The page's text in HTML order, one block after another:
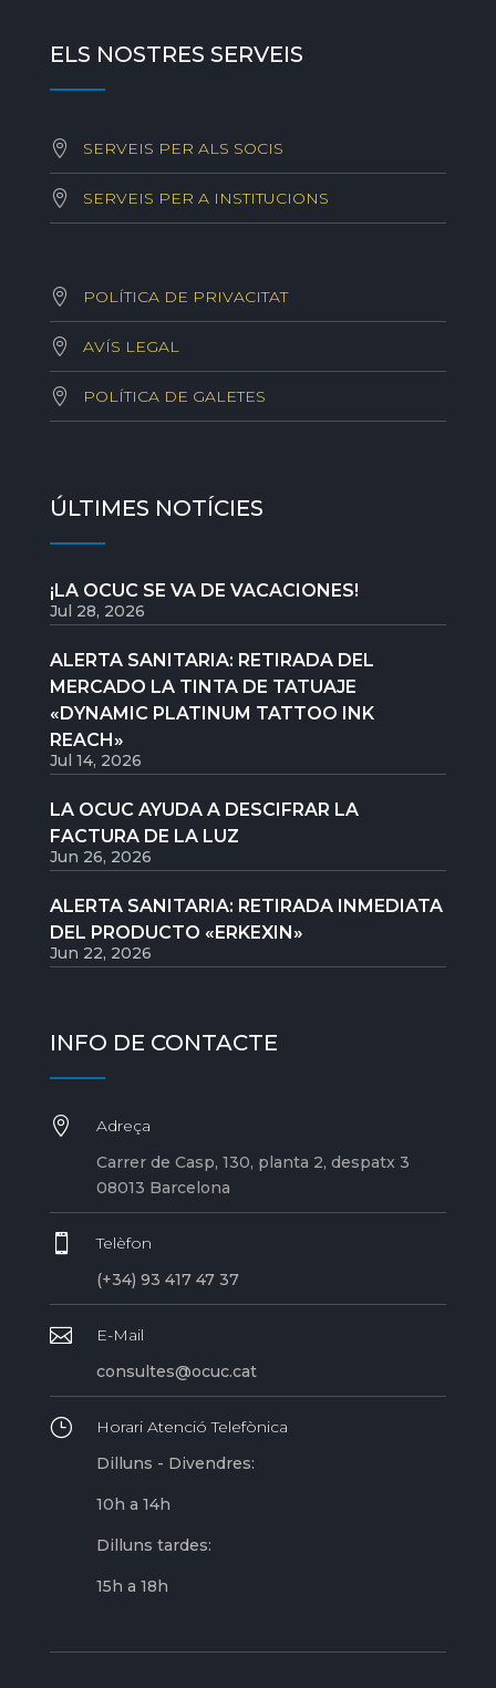
ELS NOSTRES SERVEIS
SERVEIS PER ALS SOCIS
SERVEIS PER A INSTITUCIONS
POLÍTICA DE PRIVACITAT
AVÍS LEGAL
POLÍTICA DE GALETES
ÚLTIMES NOTÍCIES
¡LA OCUC SE VA DE VACACIONES!
Jul 28, 2026
ALERTA SANITARIA: RETIRADA DEL
MERCADO LA TINTA DE TATUAJE
«DYNAMIC PLATINUM TATTOO INK
REACH»
Jul 14, 2026
LA OCUC AYUDA A DESCIFRAR LA
FACTURA DE LA LUZ
Jun 26, 2026
ALERTA SANITARIA: RETIRADA INMEDIATA
DEL PRODUCTO «ERKEXIN»
Jun 22, 2026
INFO DE CONTACTE

Adreça
Carrer de Casp, 130, planta 2, despatx 3
08013 Barcelona

Telèfon
(+34) 93 417 47 37

E-Mail
consultes@ocuc.cat
}
Horari Atenció Telefònica
Dilluns - Divendres:
10h a 14h
Dilluns tardes:
15h a 18h